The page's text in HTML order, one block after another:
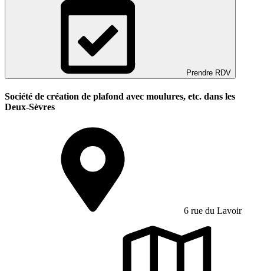
Prendre RDV
Société de création de plafond avec moulures, etc. dans les
Deux-Sèvres
6 rue du Lavoir